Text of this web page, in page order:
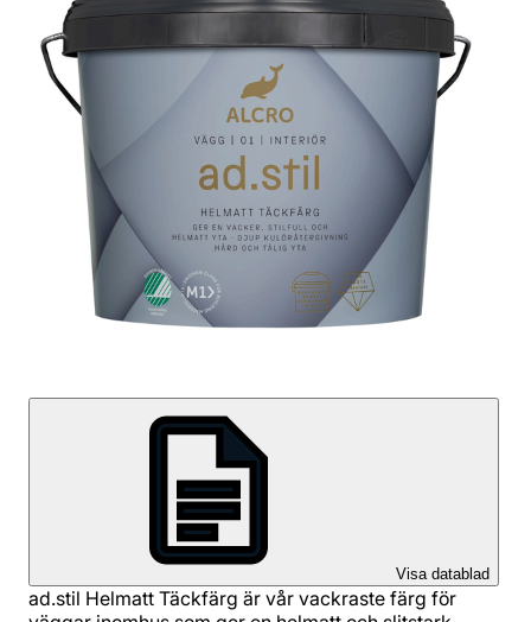
Visa datablad
ad.stil Helmatt Täckfärg är vår vackraste färg för